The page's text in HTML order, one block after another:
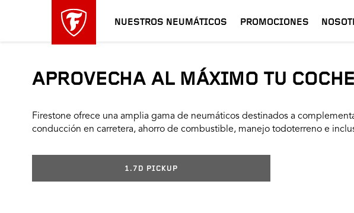
NUESTROS NEUMÁTICOS PROMOCIONES
APROVECHA AL MÁXIMO TU
Firestone ofrece una amplia gama de neumáticos destinados a
conducción en carretera, ahorro de combustible, manejo todoterreno e
1.7D PICKUP